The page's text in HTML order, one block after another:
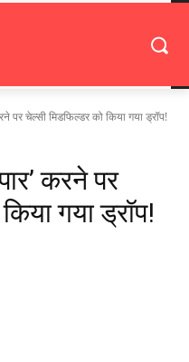
पर चेल्सी मिडफिल्डर को किया गया ड्रॉप!
करने पर
गया ड्रॉप!